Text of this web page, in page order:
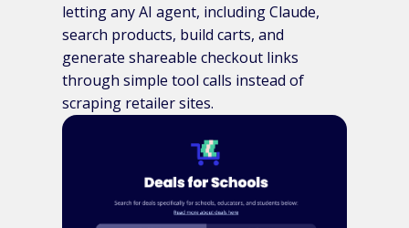
letting any AI agent, including Claude,
search products, build carts, and
generate shareable checkout links
through simple tool calls instead of
scraping retailer sites.